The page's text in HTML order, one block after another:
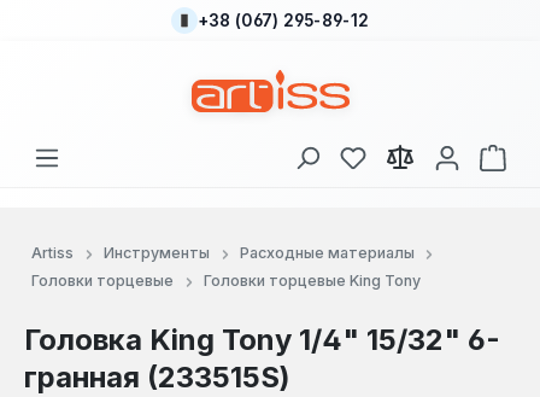
Перейти к основному содержанию
+38 (067) 295-89-12
У вас есть товары
В
Artiss Инструменты
Расходные материалы
Головки торцевые
Головки торцевые King Tony
Головка King Tony 1/4" 15/32" 6-
гранная (233515S)